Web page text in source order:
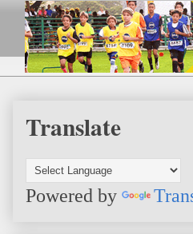
Translate
Powered by